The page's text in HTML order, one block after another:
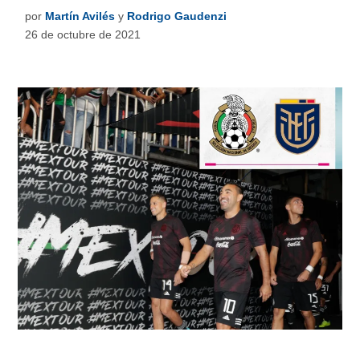
por Martín Avilés y Rodrigo Gaudenzi
26 de octubre de 2021